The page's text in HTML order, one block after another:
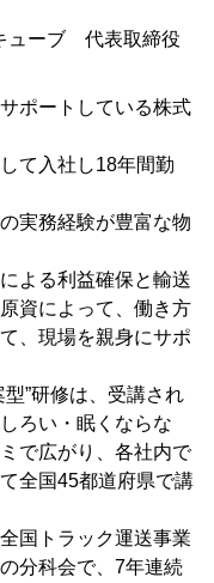
ューブ 代表取締役
ポートしている株式
て入社し18年間勤
実務経験が豊富な物
よる利益確保と輸送
資によって、働き方
、現場を親身にサポ
”研修は、受講され
ろい・眠くならな
で広がり、各社内で
全国45都道府県で講
国トラック運送事業
分科会で、7年連続